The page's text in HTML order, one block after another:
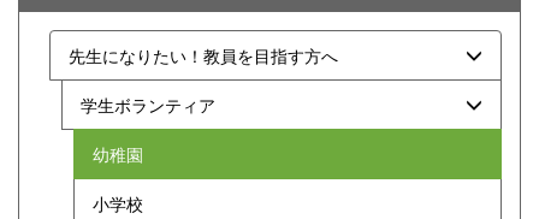
先生になりたい！教員を目指す方へ
学生ボランティア
幼稚園
小学校